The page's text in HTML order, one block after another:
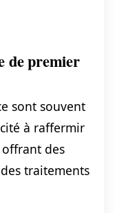
de premier
sont souvent
à raffermir
des
traitements